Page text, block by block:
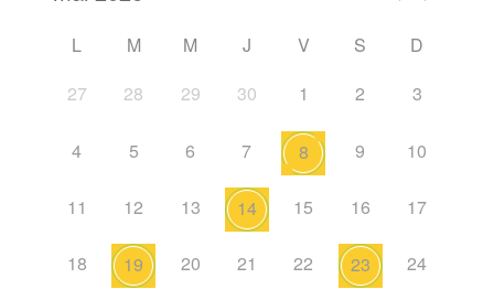
L M M J V S
D
27
28 29 30 1 2 3
4 5 6 7 8 9 10
11 12 13 14 15 16 17
18 19 20 21 22 23 24